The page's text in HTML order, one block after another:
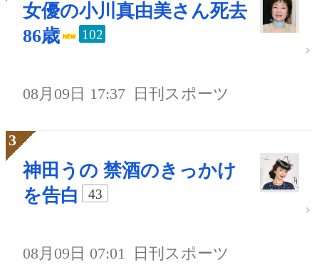
女優の小川真由美さん死去
86歳
102
08月09日 17:37 日刊スポーツ
神田うの 禁酒のきっかけ
を告白
43
08月09日 07:01 日刊スポーツ